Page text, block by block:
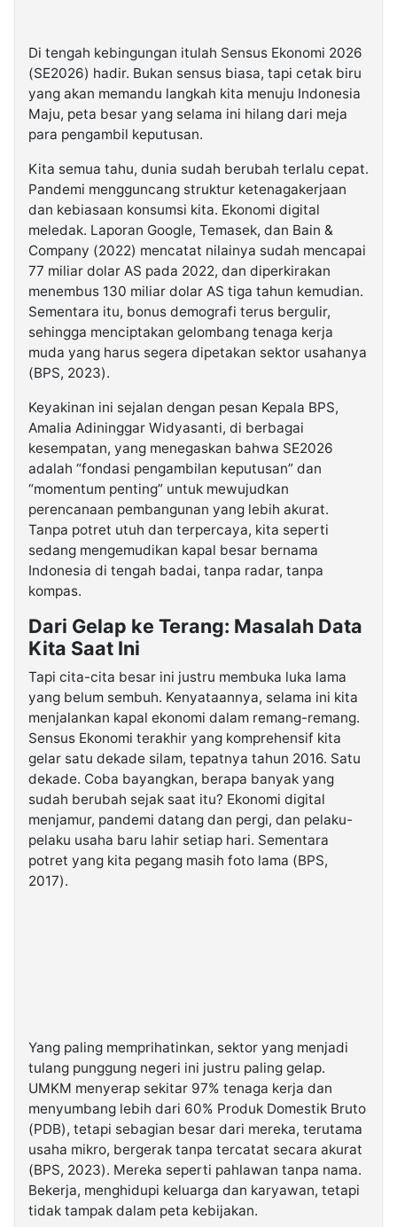
Di tengah kebingungan itulah Sensus Ekonomi 2026
(SE2026) hadir. Bukan sensus biasa, tapi cetak biru
yang akan memandu langkah kita menuju Indonesia
Maju, peta besar yang selama ini hilang dari meja
para pengambil keputusan.
Kita semua tahu, dunia sudah berubah terlalu cepat.
Pandemi mengguncang struktur ketenagakerjaan
dan kebiasaan konsumsi kita. Ekonomi digital
meledak. Laporan Google, Temasek, dan Bain &
Company (2022) mencatat nilainya sudah mencapai
77 miliar dolar AS pada 2022, dan diperkirakan
menembus 130 miliar dolar AS tiga tahun kemudian.
Sementara itu, bonus demografi terus bergulir,
sehingga menciptakan gelombang tenaga kerja
muda yang harus segera dipetakan sektor usahanya
(BPS, 2023).
Keyakinan ini sejalan dengan pesan Kepala BPS,
Amalia Adininggar Widyasanti, di berbagai
kesempatan, yang menegaskan bahwa SE2026
adalah “fondasi pengambilan keputusan” dan
“momentum penting” untuk mewujudkan
perencanaan pembangunan yang lebih akurat.
Tanpa potret utuh dan terpercaya, kita seperti
sedang mengemudikan kapal besar bernama
Indonesia di tengah badai, tanpa radar, tanpa
kompas.
Dari Gelap ke Terang: Masalah Data
Kita Saat Ini
Tapi cita-cita besar ini justru membuka luka lama
yang belum sembuh. Kenyataannya, selama ini kita
menjalankan kapal ekonomi dalam remang-remang.
Sensus Ekonomi terakhir yang komprehensif kita
gelar satu dekade silam, tepatnya tahun 2016. Satu
dekade. Coba bayangkan, berapa banyak yang
sudah berubah sejak saat itu? Ekonomi digital
menjamur, pandemi datang dan pergi, dan pelaku-
pelaku usaha baru lahir setiap hari. Sementara
potret yang kita pegang masih foto lama (BPS,
2017).
Yang paling memprihatinkan, sektor yang menjadi
tulang punggung negeri ini justru paling gelap.
UMKM menyerap sekitar 97% tenaga kerja dan
menyumbang lebih dari 60% Produk Domestik Bruto
(PDB), tetapi sebagian besar dari mereka, terutama
usaha mikro, bergerak tanpa tercatat secara akurat
(BPS, 2023). Mereka seperti pahlawan tanpa nama.
Bekerja, menghidupi keluarga dan karyawan, tetapi
tidak tampak dalam peta kebijakan.